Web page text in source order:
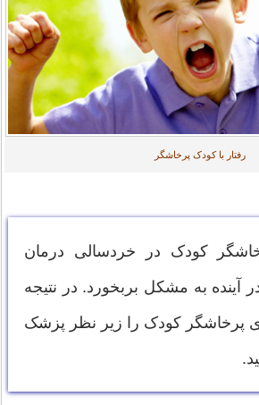
رفتار با کودک پرخاشگر
کودک در خردسالی درمان
آينده به مشکل بربخورد. در نتيجه
پرخاشگر کودک را زیر نظر پزشک